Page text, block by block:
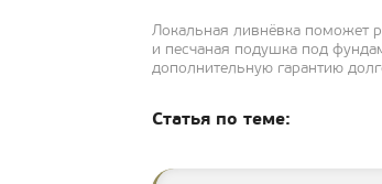
Локальная ливнёвка поможет
и песчаная подушка под
дополнительную гарантию
Статья по теме: